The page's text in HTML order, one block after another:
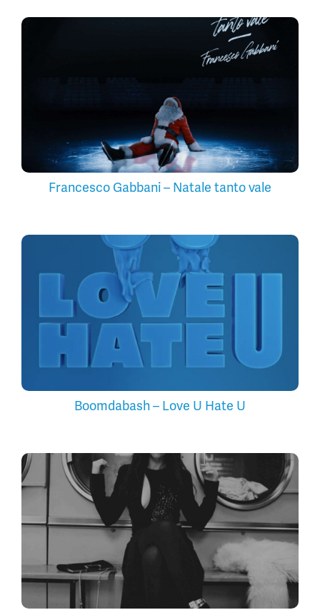
Francesco Gabbani – Natale tanto vale
Boomdabash – Love U Hate U